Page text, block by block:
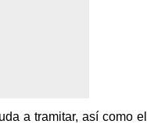
a tramitar, así como el